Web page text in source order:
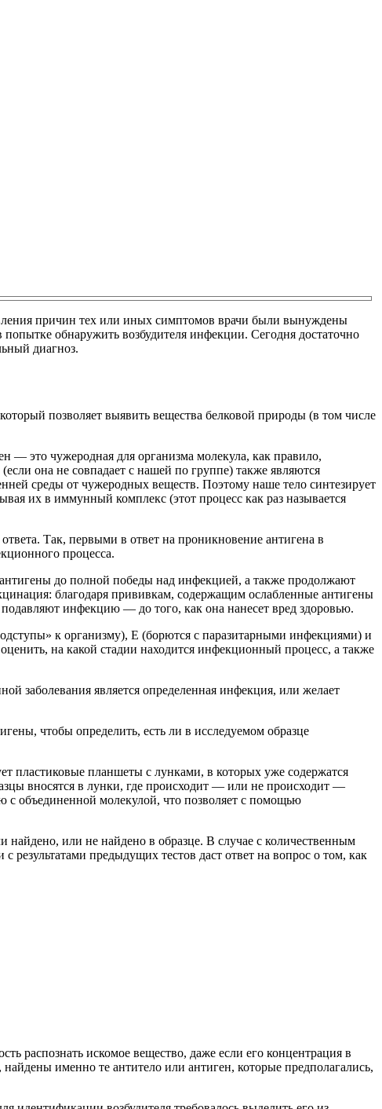
причин тех или иных симптомов врачи были вынуждены
обнаружить возбудителя инфекции. Сегодня достаточно
диагноз.
позволяет выявить вещества белковой природы (в том числе
— это чужеродная для организма молекула, как правило,
она не совпадает с нашей по группе) также являются
среды от чужеродных веществ. Поэтому наше тело синтезирует
их в иммунный комплекс (этот процесс как раз называется
Так, первыми в ответ на проникновение антигена в
процесса.
до полной победы над инфекцией, а также продолжают
благодаря прививкам, содержащим ослабленные антигены
инфекцию — до того, как она нанесет вред здоровью.
к организму), Е (борются с паразитарными инфекциями) и
на какой стадии находится инфекционный процесс, а также
заболевания является определенная инфекция, или желает
чтобы определить, есть ли в исследуемом образце
пластиковые планшеты с лунками, в которых уже содержатся
вносятся в лунки, где происходит — или не происходит —
с объединенной молекулой, что позволяет с помощью
или не найдено в образце. В случае с количественным
результатами предыдущих тестов даст ответ на вопрос о том, как
распознать искомое вещество, даже если его концентрация в
именно те антитело или антиген, которые предполагались,